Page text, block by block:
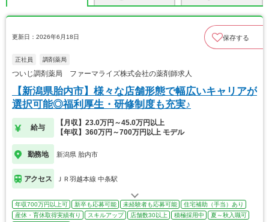
更新日：2026年6月18日 保存する
正社員 調剤薬局
ついじ調剤薬局 ファーマライズ株式会社の薬剤師求人
【新潟県胎内市】様々な店舗形態で幅広いキャリアが
選択可能◎福利厚生・研修制度も充実♪
給与
【月収】23.0万円～45.0万円以上
【年収】360万円～700万円以上 モデル
勤務地 新潟県 胎内市
アクセス ＪＲ羽越本線 中条駅
年収700万円以上可 新卒も応募可能 未経験者も応募可能
住宅補助（手当）あり
産休・育休取得実績有り
スキルアップ 店舗数30以上 積極採用中
夏～秋入職可